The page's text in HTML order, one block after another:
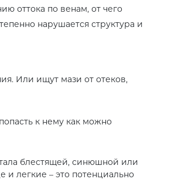
оттока по венам, от чего
нарушается структура и
Или ищут мази от отеков,
к нему как можно
блестящей, синюшной или
и легкие – это потенциально